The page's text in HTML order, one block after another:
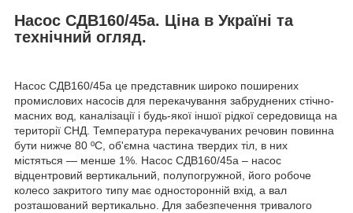
Насос СДВ160/45а. Ціна в Україні та
технічний огляд.
Насос СДВ160/45а це представник широко поширених
промислових насосів для перекачування забруднених стічно-
масних вод, каналізації і будь-якої іншої рідкої середовища на
території СНД. Температура перекачуваних речовин повинна
бути нижче 80 ºС, об'ємна частина твердих тіл, в них
містяться ― менше 1%. Насос СДВ160/45а – насос
відцентровий вертикальний, полупогружной, його робоче
колесо закритого типу має односторонній вхід, а вал
розташований вертикально. Для забезпечення тривалого